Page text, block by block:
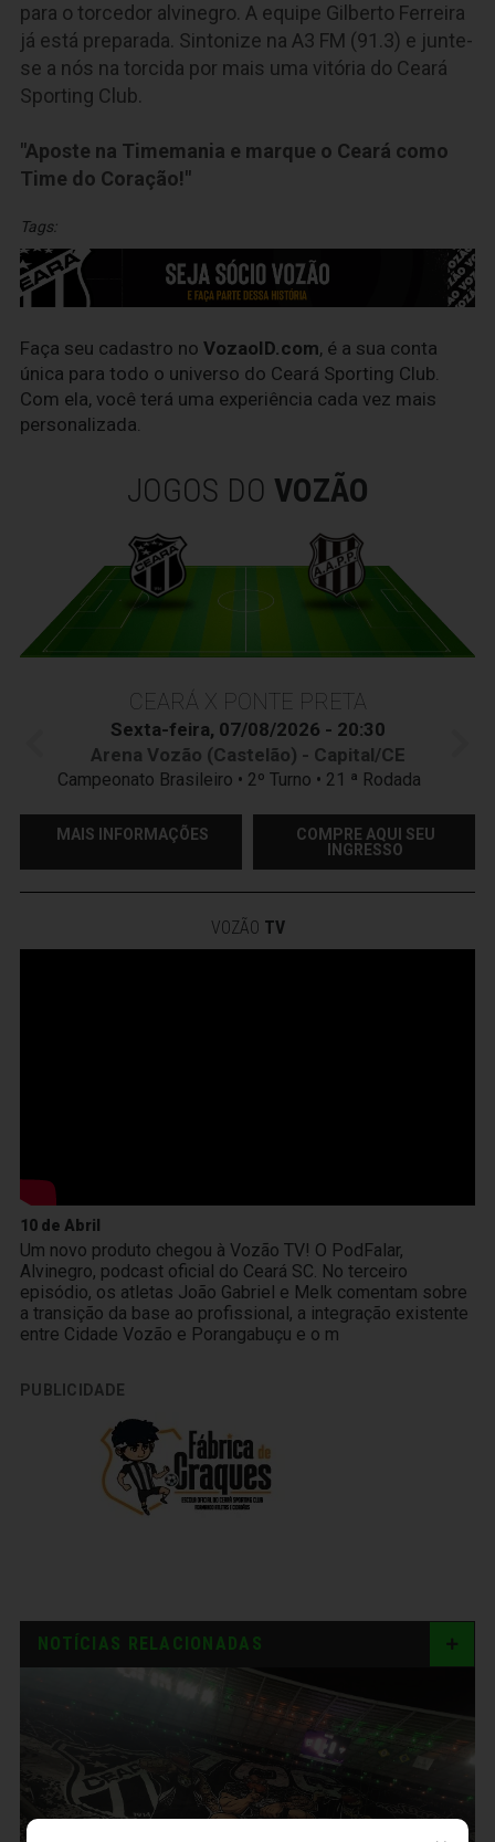
para o torcedor alvinegro. A equipe Gilberto Ferreira
já está preparada. Sintonize na A3 FM (91.3) e junte-
se a nós na torcida por mais uma vitória do Ceará
Sporting Club.
"Aposte na Timemania e marque o Ceará como
Time do Coração!"
Tags:
Faça seu cadastro no VozaoID.com, é a sua conta
única para todo o universo do Ceará Sporting Club.
Com ela, você terá uma experiência cada vez mais
personalizada.
JOGOS DO VOZÃO
CEARÁ X PONTE PRETA
Sexta-feira, 07/08/2026 - 20:30
Arena Vozão (Castelão) - Capital/CE
Campeonato Brasileiro • 2º Turno • 21 ª Rodada
MAIS INFORMAÇÕES
COMPRE AQUI SEU
INGRESSO
VOZÃO TV
10 de Abril
Um novo produto chegou à Vozão TV! O PodFalar,
Alvinegro, podcast oficial do Ceará SC. No terceiro
episódio, os atletas João Gabriel e Melk comentam sobre
a transição da base ao profissional, a integração existente
entre Cidade Vozão e Porangabuçu e o m
PUBLICIDADE
NOTÍCIAS RELACIONADAS